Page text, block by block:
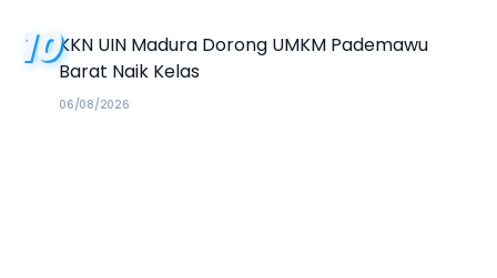
10KKN UIN Madura Dorong UMKM Pademawu
Barat Naik Kelas
06/08/2026